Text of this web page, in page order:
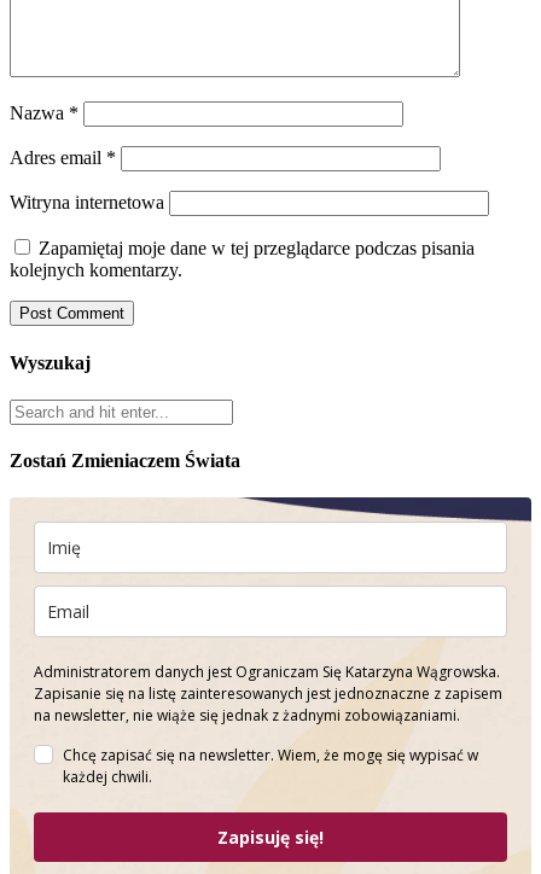
Nazwa *
Adres email *
Witryna internetowa
Zapamiętaj moje dane w tej przeglądarce podczas pisania
kolejnych komentarzy.
Wyszukaj
Zostań Zmieniaczem Świata
Administratorem danych jest Ograniczam Się Katarzyna Wągrowska.
Zapisanie się na listę zainteresowanych jest jednoznaczne z zapisem
na newsletter, nie wiąże się jednak z żadnymi zobowiązaniami.
Chcę zapisać się na newsletter. Wiem, że mogę się wypisać w
każdej chwili.
Zapisuję się!